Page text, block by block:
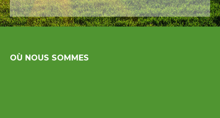
OÙ NOUS SOMMES